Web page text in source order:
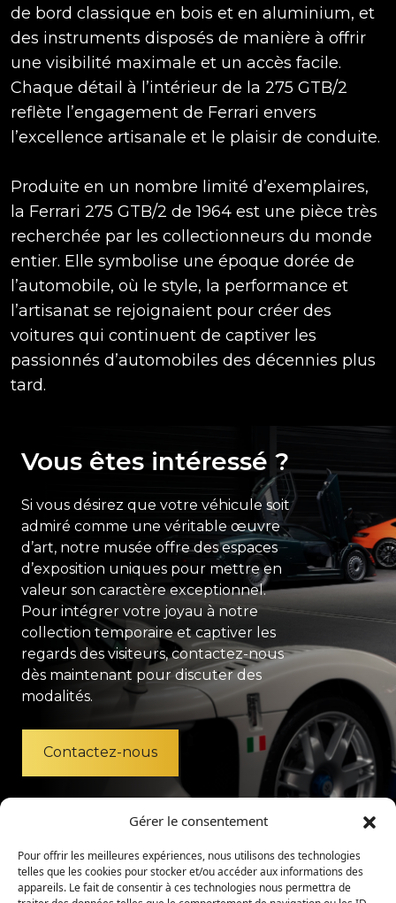
Gérer le consentement
Pour offrir les meilleures expériences, nous utilisons des technologies
telles que les cookies pour stocker et/ou accéder aux informations des
appareils. Le fait de consentir à ces technologies nous permettra de
de bord classique en bois et en aluminium, et
des instruments disposés de manière à offrir
une visibilité maximale et un accès facile.
Chaque détail à l’intérieur de la 275 GTB/2
reflète l’engagement de Ferrari envers
l’excellence artisanale et le plaisir de conduite.
Produite en un nombre limité d’exemplaires,
la Ferrari 275 GTB/2 de 1964 est une pièce très
recherchée par les collectionneurs du monde
entier. Elle symbolise une époque dorée de
l’automobile, où le style, la performance et
l’artisanat se rejoignaient pour créer des
voitures qui continuent de captiver les
passionnés d’automobiles des décennies plus
tard.
Vous êtes intéressé ?
Si vous désirez que votre véhicule soit
admiré comme une véritable œuvre
d’art, notre musée offre des espaces
d’exposition uniques pour mettre en
valeur son caractère exceptionnel.
Pour intégrer votre joyau à notre
collection temporaire et captiver les
regards des visiteurs, contactez-nous
dès maintenant pour discuter des
modalités.
Contactez-nous